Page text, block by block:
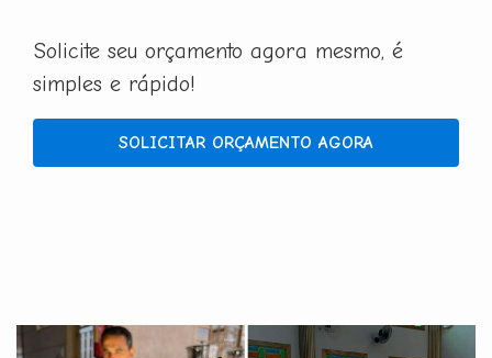
Solicite seu orçamento agora mesmo, é
simples e rápido!
SOLICITAR ORÇAMENTO AGORA